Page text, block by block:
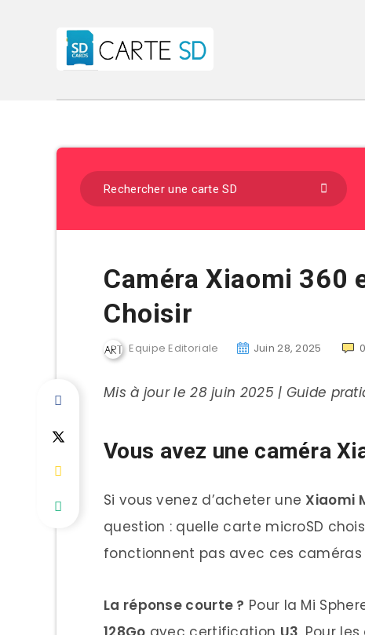
Caméra Xiaomi 360
Choisir
Equipe Editoriale Juin 28, 2025 0
Mis à jour le 28 juin 2025 | Guide
Vous avez une caméra
Si vous venez d’acheter une Xiaomi
question : quelle carte microSD
fonctionnent pas avec ces caméras
La réponse courte ? Pour la Mi